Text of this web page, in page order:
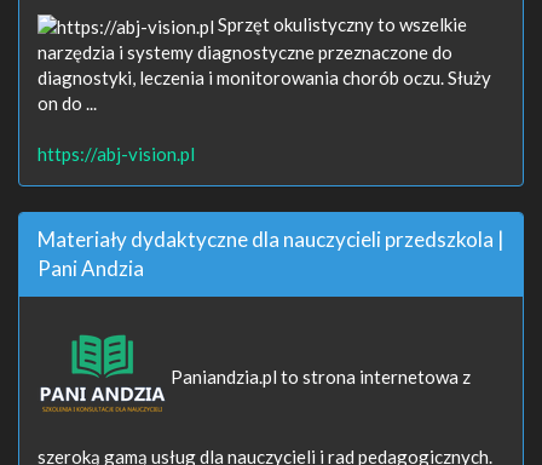
Sprzęt okulistyczny to wszelkie
narzędzia i systemy diagnostyczne przeznaczone do
diagnostyki, leczenia i monitorowania chorób oczu. Służy
on do ...
https://abj-vision.pl
Materiały dydaktyczne dla nauczycieli przedszkola |
Pani Andzia
Paniandzia.pl to strona internetowa z
szeroką gamą usług dla nauczycieli i rad pedagogicznych.